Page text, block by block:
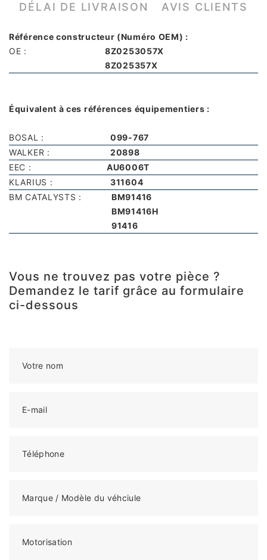
DÉLAI DE LIVRAISON
AVIS CLIENTS
Référence constructeur (Numéro OEM) :
OE :
8Z0253057X
8Z025357X
Équivalent à ces références équipementiers :
BOSAL :
099-767
WALKER :
20898
EEC :
AU6006T
KLARIUS :
311604
BM CATALYSTS :
BM91416
BM91416H
91416
Vous ne trouvez pas votre pièce ?
Demandez le tarif grâce au formulaire
ci-dessous
Votre nom
E-mail
Téléphone
Marque / Modèle du véhciule
Motorisation